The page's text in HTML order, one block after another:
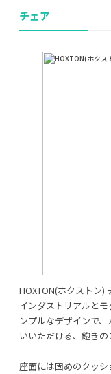
チェア
HOXTON(ホクストン)
インダストリアルと
ンプルなデザインで
いいただける、飽きの
座面には固めのクッ